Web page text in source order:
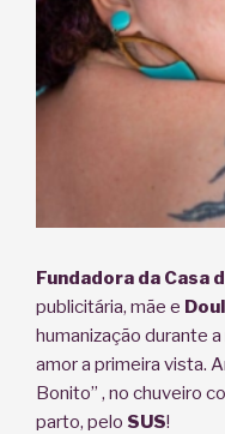
Fundadora da Casa
publicitária, mãe e
humanização durante
amor a primeira vista.
Bonito” , no chuveiro
parto, pelo SUS!